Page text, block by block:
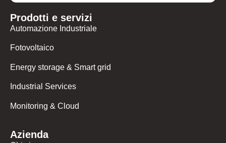
Prodotti e servizi
Automazione Industriale
Fotovoltaico
Energy storage & Smart grid
Industrial Services
Monitoring & Cloud
Azienda